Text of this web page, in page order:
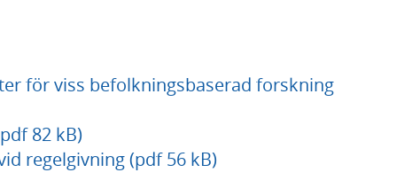
för viss befolkningsbaserad forskning
82 kB)
regelgivning (pdf 56 kB)